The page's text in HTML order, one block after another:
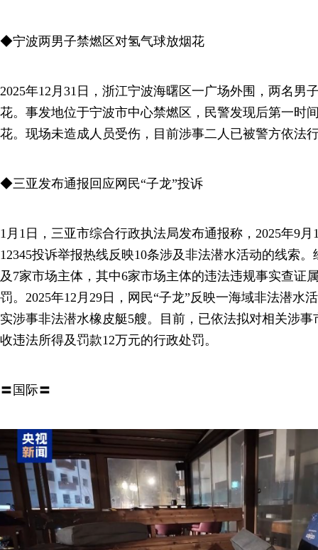
◆宁波两男子禁燃区对氢气球放烟花
2025年12月31日，浙江宁波海曙区一广场外围，两名男
花。事发地位于宁波市中心禁燃区，民警发现后第一时
花。现场未造成人员受伤，目前涉事二人已被警方依法
◆三亚发布通报回应网民“子龙”投诉
1月1日，三亚市综合行政执法局发布通报称，2025年9月
12345投诉举报热线反映10条涉及非法潜水活动的线索
及7家市场主体，其中6家市场主体的违法违规事实查证
罚。2025年12月29日，网民“子龙”反映一海域非法潜水
实涉事非法潜水橡皮艇5艘。目前，已依法拟对相关涉
收违法所得及罚款12万元的行政处罚。
〓国际〓